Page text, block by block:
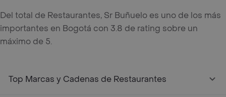
Del total de Restaurantes, Sr Buñuelo es uno de los más
importantes en Bogotá con 3.8 de rating sobre un
máximo de 5.
Top Marcas y Cadenas de Restaurantes